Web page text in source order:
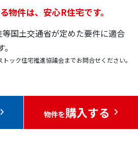
物件は、安心R住宅です。
国土交通省が定めた要件に適合
ック住宅推進協議会までお問合せください。
物件を購入する